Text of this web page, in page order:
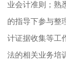
业会计准则；熟
的指导下参与整
计证据收集等工
法的相关业务培